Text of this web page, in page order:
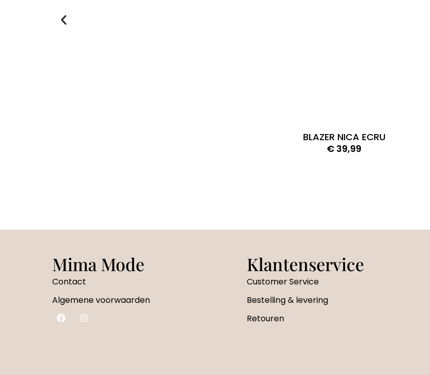
BLAZER NICA ECRU
€ 39,99
Mima Mode
Contact
Algemene voorwaarden
Klantenservice
Customer Service
Bestelling & levering
Retouren